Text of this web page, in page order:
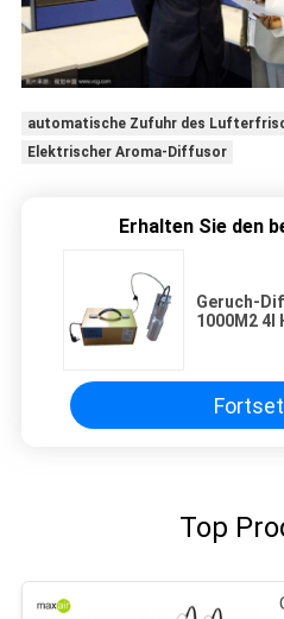
automatische Zufuhr des
Elektrischer Aroma-Diffusor
Erhalten Sie den
Geruch-
1000M2 4l
Top